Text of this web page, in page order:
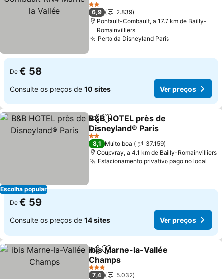
Vallée
2 Estrelas
6,9
2.839
Pontault-Combault, a 17.7 km de Bailly-
Romainvilliers
Perto da Disneyland Paris
De € 58
Consulte os preços de 10 sites Ver preços
Escolha popular
PartilharAdicionar aos favoritos
B&B HOTEL près de
Disneyland® Paris
2 Estrelas
8,1 Muito boa
37.159
Coupvray, a 4.1 km de Bailly-Romainvilliers
Estacionamento privativo pago no local
De € 59
Consulte os preços de 14 sites Ver preços
PartilharAdicionar aos favoritos
ibis Marne-la-Vallée
Champs
3 Estrelas
7,4
5.032